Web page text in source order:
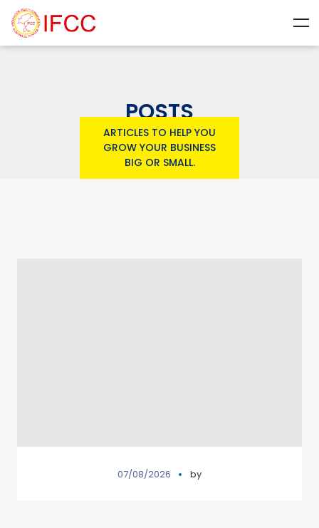
POSTS
ARTICLES TO HELP YOU
GROW YOUR BUSINESS
BIG OR SMALL.
07/08/2026 by